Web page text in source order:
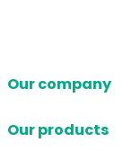
Our company
Our products